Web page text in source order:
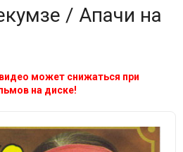
/ Апачи на
может снижаться при
на диске!